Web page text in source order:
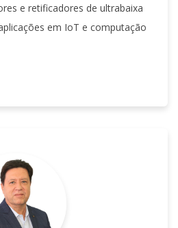
e retificadores de ultrabaixa
em IoT e computação